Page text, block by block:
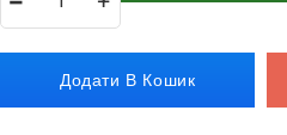
Додати В Кошик